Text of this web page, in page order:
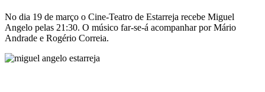
No dia 19 de março o Cine-Teatro de Estarreja recebe Miguel
Angelo pelas 21:30. O músico far-se-á acompanhar por Mário
Andrade e Rogério Correia.